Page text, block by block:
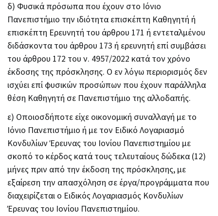
δ) Φυσικά πρόσωπα που έχουν στο Ιόνιο
Πανεπιστήμιο την ιδιότητα επισκέπτη Καθηγητή ή
επισκέπτη Ερευνητή του άρθρου 171 ή εντεταλμένου
διδάσκοντα του άρθρου 173 ή ερευνητή επί συμβάσει
του άρθρου 172 του ν. 4957/2022 κατά τον χρόνο
έκδοσης της πρόσκλησης. Ο εν λόγω περιορισμός δεν
ισχύει επί φυσικών προσώπων που έχουν παράλληλα
θέση Καθηγητή σε Πανεπιστήμιο της αλλοδαπής.
ε) Οποιοσδήποτε είχε οικονομική συναλλαγή με το
Ιόνιο Πανεπιστήμιο ή με τον Ειδικό Λογαριασμό
Κονδυλίων Έρευνας του Ιονίου Πανεπιστημίου με
σκοπό το κέρδος κατά τους τελευταίους δώδεκα (12)
μήνες πριν από την έκδοση της πρόσκλησης, με
εξαίρεση την απασχόληση σε έργα/προγράμματα που
διαχειρίζεται ο Ειδικός Λογαριασμός Κονδυλίων
Έρευνας του Ιονίου Πανεπιστημίου.